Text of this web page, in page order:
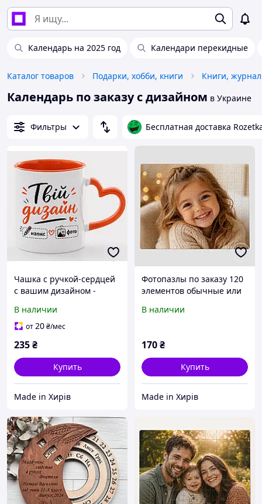
Календарь на 2025 год Календари перекидные
Каталог товаров Подарки, хобби, книги
Календарь по заказу с дизайном в Украине
Фильтры Бесплатная доставка
Чашка с ручкой-сердцей
с вашим дизайном -
чашка с фото, надписью
или принтом по заказу
В наличии
от20₴/мес
235₴
Купить
Made in Хирів
Фотопазлы по заказу 120
элементов обычные или
дизайном или кумиром
В наличии
170₴
Купить
Made in Хирів